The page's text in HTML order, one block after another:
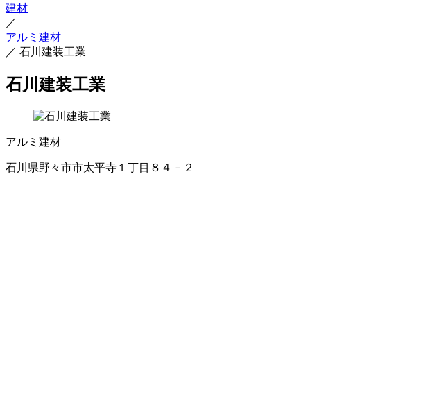
建材
／
アルミ建材
／ 石川建装工業
石川建装工業
アルミ建材
石川県野々市市太平寺１丁目８４－２